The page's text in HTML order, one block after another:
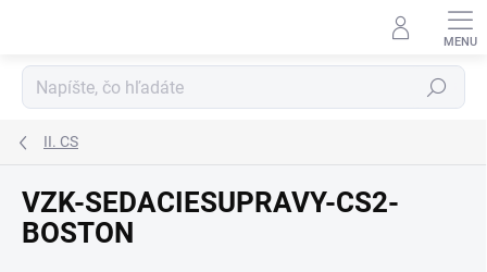
Hľadať
II. CS
VZK-SEDACIESUPRAVY-CS2-
BOSTON